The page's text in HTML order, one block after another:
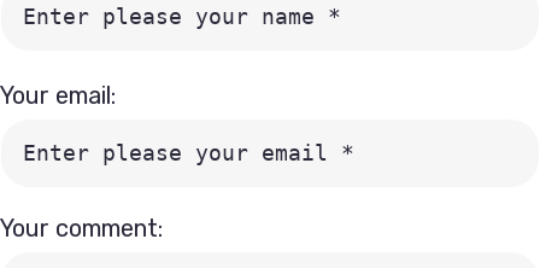
Your comment:
Your email: